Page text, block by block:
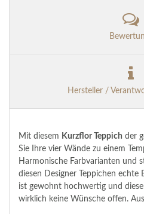
Hersteller /
Mit diesem Kurzflor Teppich der
Sie Ihre vier Wände zu einem
Harmonische Farbvarianten und
diesen Designer Teppichen echte
ist gewohnt hochwertig und
wirklich keine Wünsche offen.